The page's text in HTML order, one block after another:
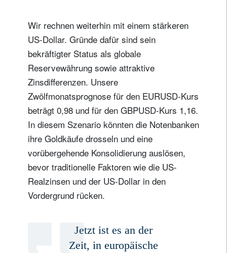
Wir rechnen weiterhin mit einem stärkeren
US-Dollar. Gründe dafür sind sein
bekräftigter Status als globale
Reservewährung sowie attraktive
Zinsdifferenzen. Unsere
Zwölfmonatsprognose für den EURUSD-Kurs
beträgt 0,98 und für den GBPUSD-Kurs 1,16.
In diesem Szenario könnten die Notenbanken
ihre Goldkäufe drosseln und eine
vorübergehende Konsolidierung auslösen,
bevor traditionelle Faktoren wie die US-
Realzinsen und der US-Dollar in den
Vordergrund rücken.
Jetzt ist es an der
Zeit, in europäische